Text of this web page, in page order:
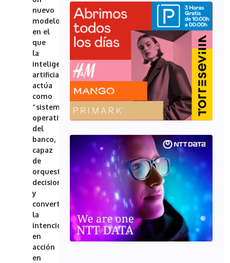
nuevo
modelo
en el
que
la
inteligencia
artificial
actúa
como
“sistema
operativo”
del
banco,
capaz
de
orquestar
decisiones
y
convertir
la
intención
en
acción
en